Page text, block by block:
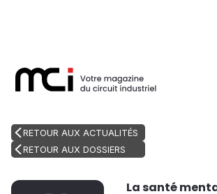
RETOUR AUX ACTUALITÉS
RETOUR AUX DOSSIERS
La santé